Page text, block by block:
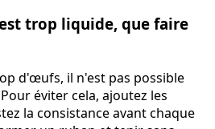
trop liquide, que faire
d'œufs, il n'est pas possible
éviter cela, ajoutez les
la consistance avant chaque